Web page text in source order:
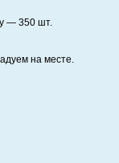
— 350 шт.
на месте.